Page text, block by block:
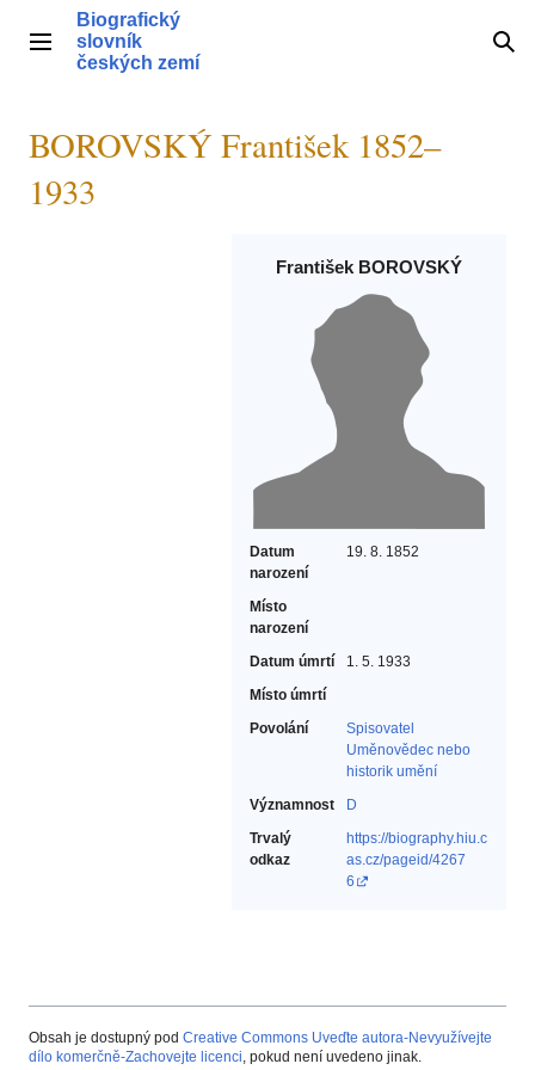
obsahHlavní menu
Biografický
slovník
českých zemí
BOROVSKÝ František 1852–
1933
František BOROVSKÝ
Datum
narození
19. 8. 1852
Místo
narození
Datum úmrtí
1. 5. 1933
Místo úmrtí
Povolání
Spisovatel‎
Uměnovědec nebo
historik umění‎
Významnost
D
Trvalý
odkaz
https://biography.hiu.c
as.cz/pageid/4267
6
Obsah je dostupný pod Creative Commons Uveďte autora-Nevyužívejte
dílo komerčně-Zachovejte licenci, pokud není uvedeno jinak.